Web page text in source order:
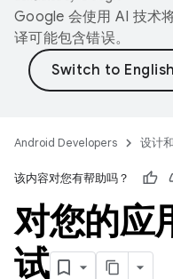
Google 会使用 AI 技术
译可能包含错误。
Android Developers 设计
该内容对您有帮助吗？
对您的应
试